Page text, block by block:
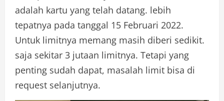
adalah kartu yang telah datang. lebih
tepatnya pada tanggal 15 Februari 2022.
Untuk limitnya memang masih diberi sedikit.
saja sekitar 3 jutaan limitnya. Tetapi yang
penting sudah dapat, masalah limit bisa di
request selanjutnya.